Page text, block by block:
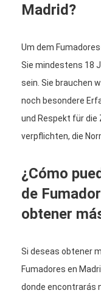
Madrid?
Um dem
Sie mindestens 18
sein. Sie brauchen
noch besondere
und Respekt für die
verpflichten, die
¿Cómo
de
obtener
Si deseas obtener
Fumadores en
donde encontrarás